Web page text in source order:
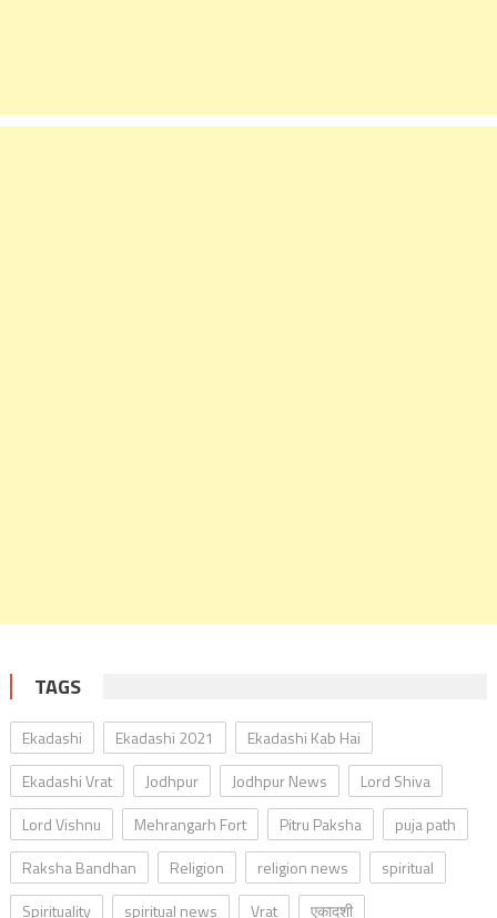
TAGS
Ekadashi Ekadashi 2021
Ekadashi Kab Hai
Ekadashi Vrat
Jodhpur Jodhpur News
Lord Shiva
Lord Vishnu
Mehrangarh Fort Pitru Paksha
puja path
Raksha Bandhan
Religion religion news
spiritual
Spirituality
spiritual news Vrat एकादशी